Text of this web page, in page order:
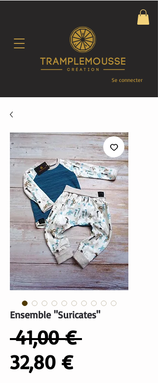
Se connecter
Ensemble "Suricates"
41,00 € Prix
32,80 €Prix